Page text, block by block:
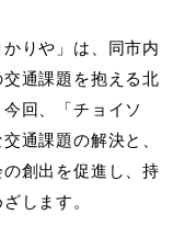
りや」は、同市内
通課題を抱える北
回、「チョイソ
通課題の解決と、
創出を促進し、持
します。